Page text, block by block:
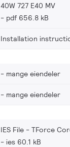
40W 727 E40 MV
pdf 656.8 kB
Installation
mange eiendeler
mange eiendeler
IES File - TForce
ies 60.1 kB